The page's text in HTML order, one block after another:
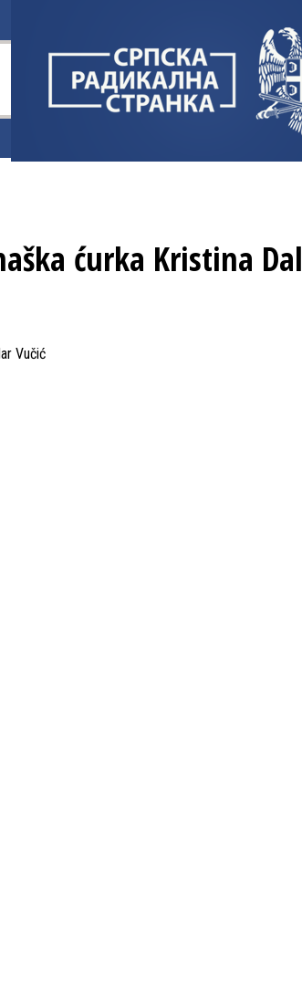
ćurka Kristina Dal
Vučić